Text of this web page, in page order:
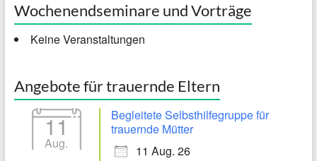
Wochenendseminare und Vorträge
Keine Veranstaltungen
Angebote für trauernde Eltern
11
Aug.
Begleitete Selbsthilfegruppe für
trauernde Mütter
11 Aug. 26